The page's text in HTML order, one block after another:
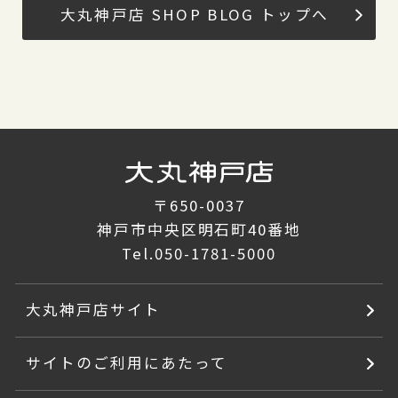
大丸神戸店 SHOP BLOG トップへ
〒650-0037
神戸市中央区明石町40番地
Tel.050-1781-5000
大丸神戸店サイト
サイトのご利用にあたって